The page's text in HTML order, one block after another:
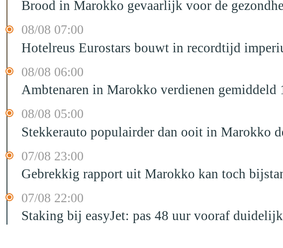
Brood in Marokko gevaarlijk voor de
08/08 07:00
Hotelreus Eurostars bouwt in recordtijd
08/08 06:00
Ambtenaren in Marokko verdienen
08/08 05:00
Stekkerauto populairder dan ooit in Marokko
07/08 23:00
Gebrekkig rapport uit Marokko kan toch
07/08 22:00
Staking bij easyJet: pas 48 uur vooraf